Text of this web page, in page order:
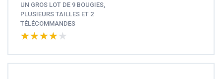
UN GROS LOT DE 9 BOUGIES,
PLUSIEURS TAILLES ET 2
TÉLÉCOMMANDES
★★★★★
★★★★★